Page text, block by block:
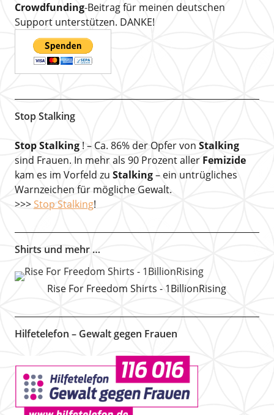
Crowdfunding-Beitrag für meinen deutschen
Support unterstützen. DANKE!
Stop Stalking
Stop Stalking! – Ca. 86% der Opfer von Stalking
sind Frauen. In mehr als 90 Prozent aller Femizide
kam es im Vorfeld zu Stalking– ein untrügliches
Warnzeichen für mögliche Gewalt.
>>> Stop Stalking!
Shirts und mehr …
Rise For Freedom Shirts - 1BillionRising
Hilfetelefon – Gewalt gegen Frauen